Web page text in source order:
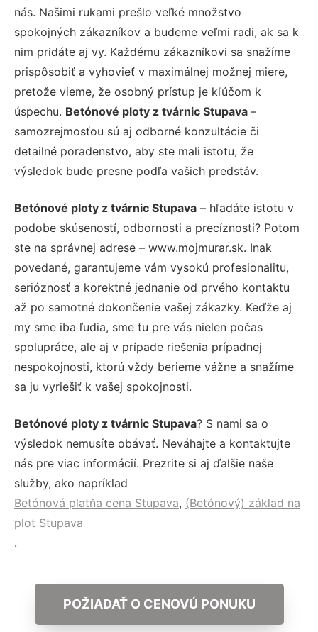
nás. Našimi rukami prešlo veľké množstvo
spokojných zákazníkov a budeme veľmi radi, ak sa k
nim pridáte aj vy. Každému zákazníkovi sa snažíme
prispôsobiť a vyhovieť v maximálnej možnej miere,
pretože vieme, že osobný prístup je kľúčom k
úspechu. Betónové ploty z tvárnic Stupava –
samozrejmosťou sú aj odborné konzultácie či
detailné poradenstvo, aby ste mali istotu, že
výsledok bude presne podľa vašich predstáv.
Betónové ploty z tvárnic Stupava – hľadáte istotu v
podobe skúseností, odbornosti a precíznosti? Potom
ste na správnej adrese – www.mojmurar.sk. Inak
povedané, garantujeme vám vysokú profesionalitu,
serióznosť a korektné jednanie od prvého kontaktu
až po samotné dokončenie vašej zákazky. Keďže aj
my sme iba ľudia, sme tu pre vás nielen počas
spolupráce, ale aj v prípade riešenia prípadnej
nespokojnosti, ktorú vždy berieme vážne a snažíme
sa ju vyriešiť k vašej spokojnosti.
Betónové ploty z tvárnic Stupava? S nami sa o
výsledok nemusíte obávať. Neváhajte a kontaktujte
nás pre viac informácií. Prezrite si aj ďalšie naše
služby, ako napríklad
Betónová platňa cena Stupava, (Betónový) základ na
plot Stupava
.
POŽIADAŤ O CENOVÚ PONUKU